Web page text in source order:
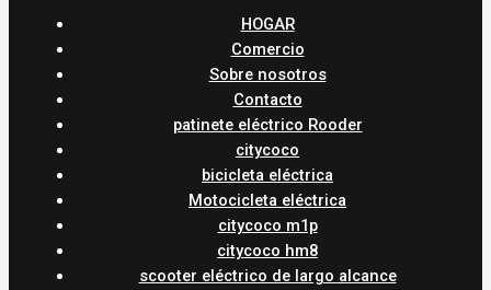
HOGAR
Comercio
Sobre nosotros
Contacto
patinete eléctrico Rooder
citycoco
bicicleta eléctrica
Motocicleta eléctrica
citycoco m1p
citycoco hm8
scooter eléctrico de largo alcance